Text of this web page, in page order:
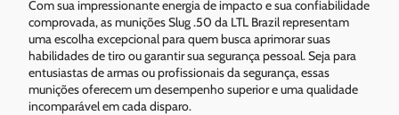
Com sua impressionante energia de impacto e sua confiabilidade
comprovada, as munições Slug .50 da LTL Brazil representam
uma escolha excepcional para quem busca aprimorar suas
habilidades de tiro ou garantir sua segurança pessoal. Seja para
entusiastas de armas ou profissionais da segurança, essas
munições oferecem um desempenho superior e uma qualidade
incomparável em cada disparo.